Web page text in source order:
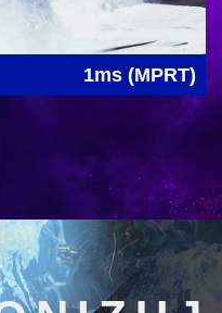
1ms (MPRT)